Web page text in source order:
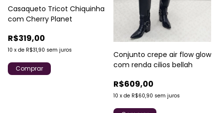
Casaqueto Tricot Chiquinha
com Cherry Planet
R$319,00
10 x de R$31,90 sem juros
Comprar
Conjunto crepe air flow glow
com renda cilios bellah
R$609,00
10 x de R$60,90 sem juros